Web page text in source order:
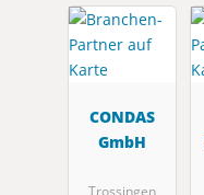
CONDAS
GmbH